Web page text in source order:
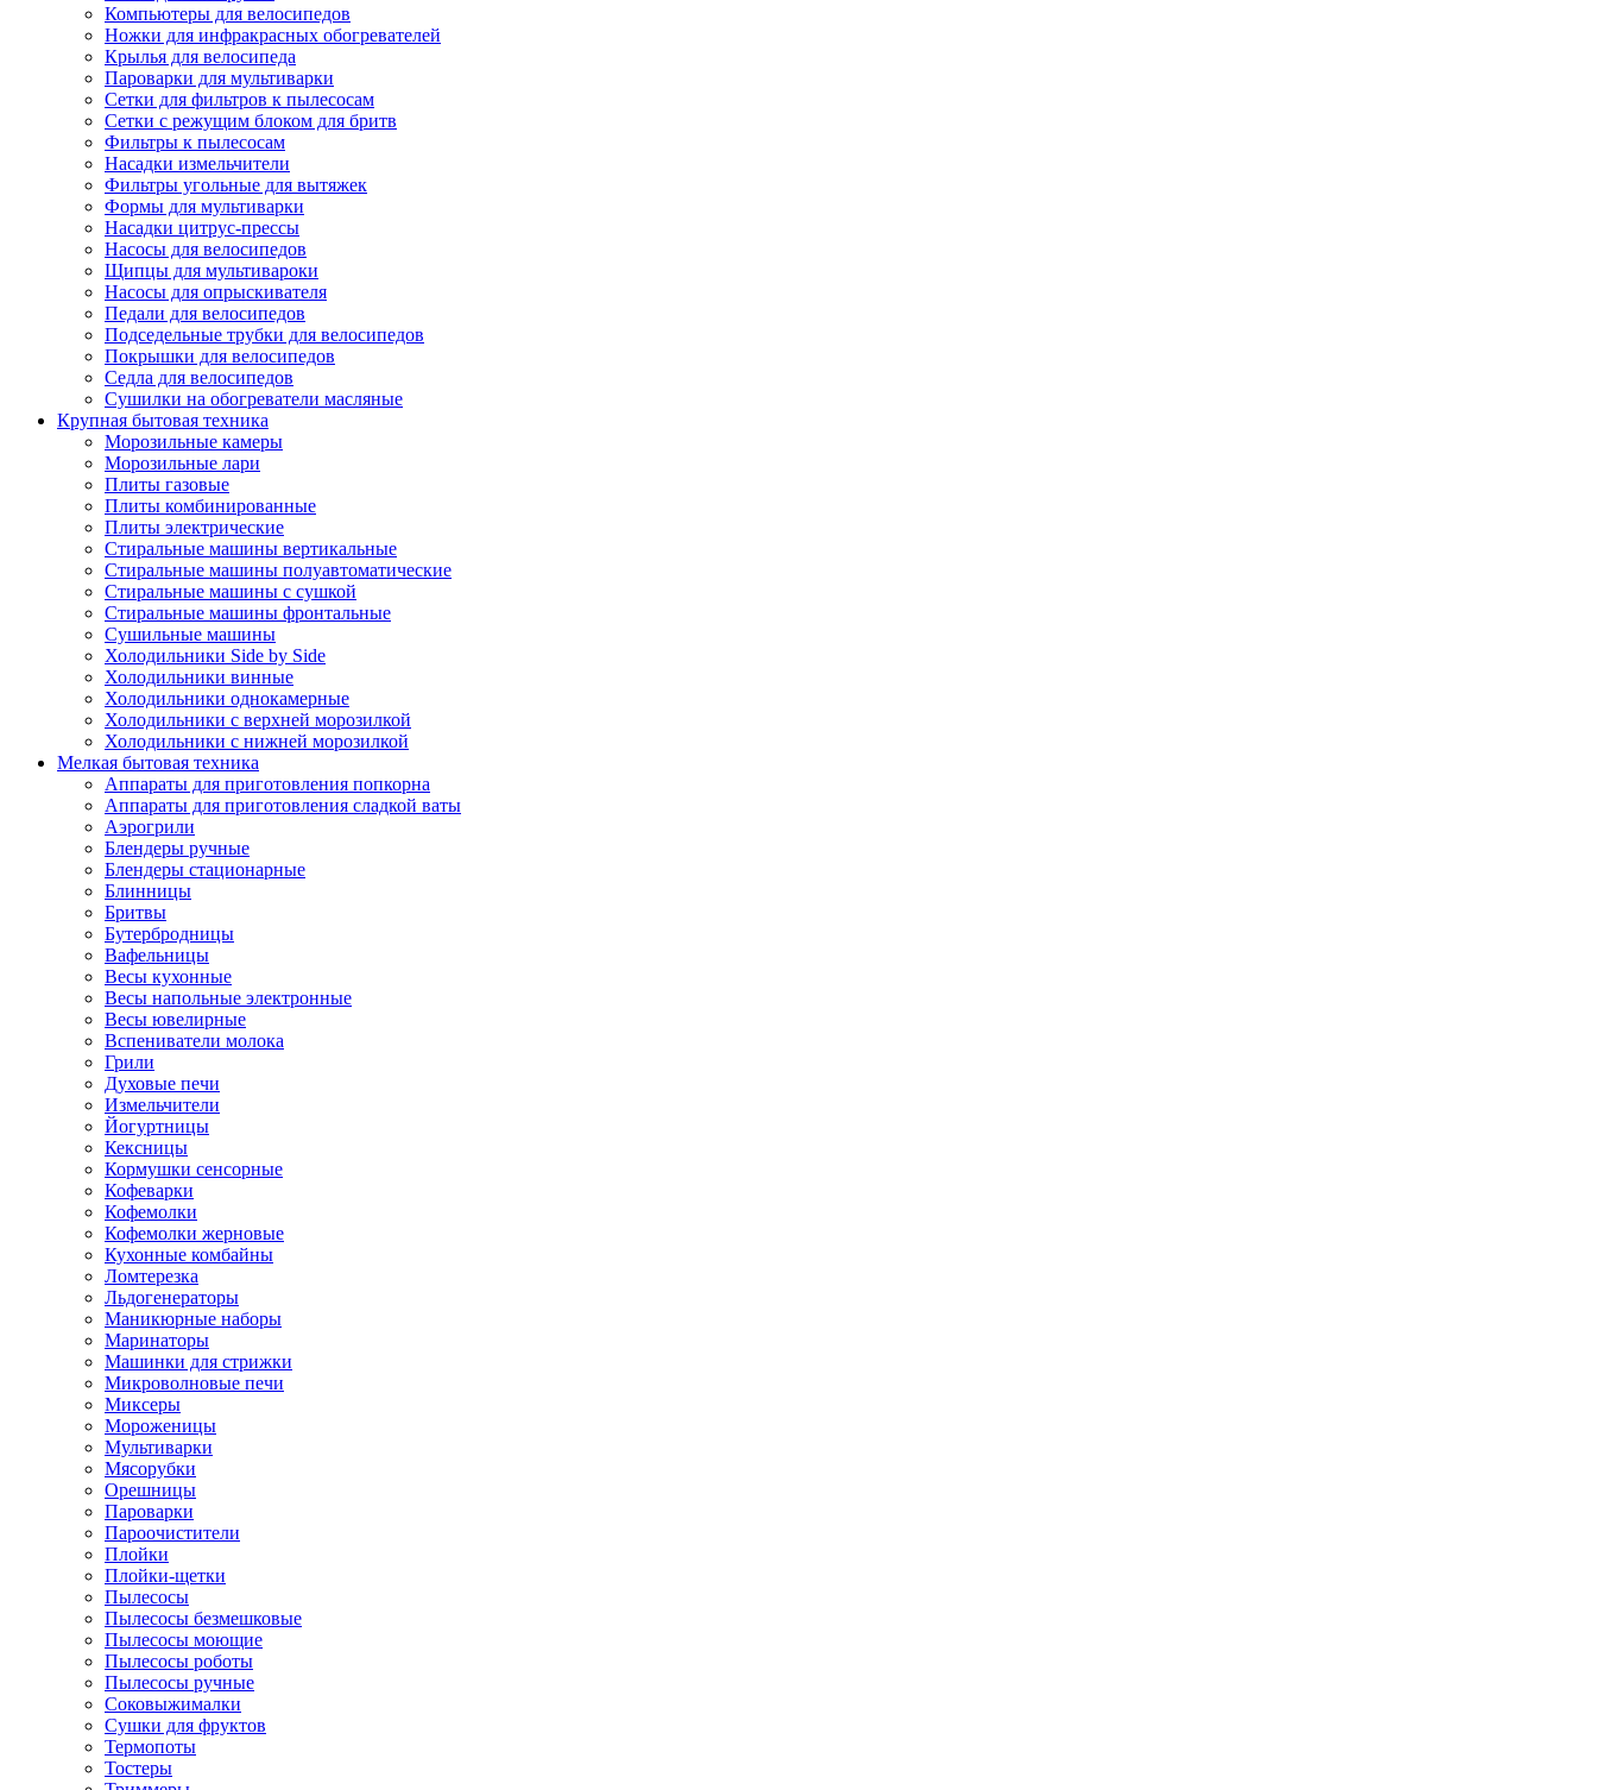
Компьютеры для велосипедов
Ножки для инфракрасных обогревателей
Крылья для велосипеда
Пароварки для мультиварки
Сетки для фильтров к пылесосам
Сетки с режущим блоком для бритв
Фильтры к пылесосам
Насадки измельчители
Фильтры угольные для вытяжек
Формы для мультиварки
Насадки цитрус-прессы
Насосы для велосипедов
Щипцы для мультивароки
Насосы для опрыскивателя
Педали для велосипедов
Подседельные трубки для велосипедов
Покрышки для велосипедов
Седла для велосипедов
Сушилки на обогреватели масляные
Крупная бытовая техника
Морозильные камеры
Морозильные лари
Плиты газовые
Плиты комбинированные
Плиты электрические
Стиральные машины вертикальные
Стиральные машины полуавтоматические
Стиральные машины с сушкой
Стиральные машины фронтальные
Сушильные машины
Холодильники Side by Side
Холодильники винные
Холодильники однокамерные
Холодильники с верхней морозилкой
Холодильники с нижней морозилкой
Мелкая бытовая техника
Аппараты для приготовления попкорна
Аппараты для приготовления сладкой ваты
Аэрогрили
Блендеры ручные
Блендеры стационарные
Блинницы
Бритвы
Бутербродницы
Вафельницы
Весы кухонные
Весы напольные электронные
Весы ювелирные
Вспениватели молока
Грили
Духовые печи
Измельчители
Йогуртницы
Кексницы
Кормушки сенсорные
Кофеварки
Кофемолки
Кофемолки жерновые
Кухонные комбайны
Ломтерезка
Льдогенераторы
Маникюрные наборы
Маринаторы
Машинки для стрижки
Микроволновые печи
Миксеры
Мороженицы
Мультиварки
Мясорубки
Орешницы
Пароварки
Пароочистители
Плойки
Плойки-щетки
Пылесосы
Пылесосы безмешковые
Пылесосы моющие
Пылесосы роботы
Пылесосы ручные
Соковыжималки
Сушки для фруктов
Термопоты
Тостеры